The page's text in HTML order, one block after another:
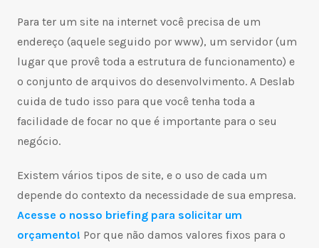
Para ter um site na internet você precisa de um
endereço (aquele seguido por www), um servidor (um
lugar que provê toda a estrutura de funcionamento) e
o conjunto de arquivos do desenvolvimento. A Deslab
cuida de tudo isso para que você tenha toda a
facilidade de focar no que é importante para o seu
negócio.
Existem vários tipos de site, e o uso de cada um
depende do contexto da necessidade de sua empresa.
Acesse o nosso briefing para solicitar um
orçamento! Por que não damos valores fixos para o